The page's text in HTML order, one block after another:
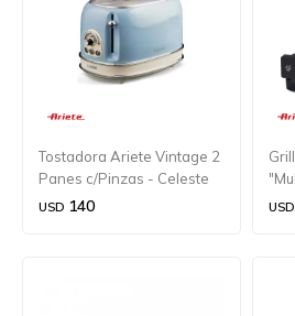
Tostadora Ariete Vintage 2
Panes c/Pinzas - Celeste
USD 140 USD